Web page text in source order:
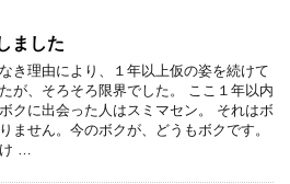
ました
き理由により、１年以上仮の姿を続けて
が、そろそろ限界でした。 ここ１年以内
クに出会った人はスミマセン。 それはボ
ません。今のボクが、どうもボクです。
…